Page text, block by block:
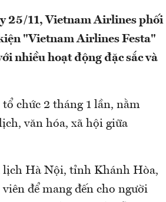
25/11, Vietnam Airlines phối
"Vietnam Airlines Festa"
nhiều hoạt động đặc sắc và
chức 2 tháng 1 lần, nằm
văn hóa, xã hội giữa
lịch Hà Nội, tỉnh Khánh Hòa,
để mang đến cho người